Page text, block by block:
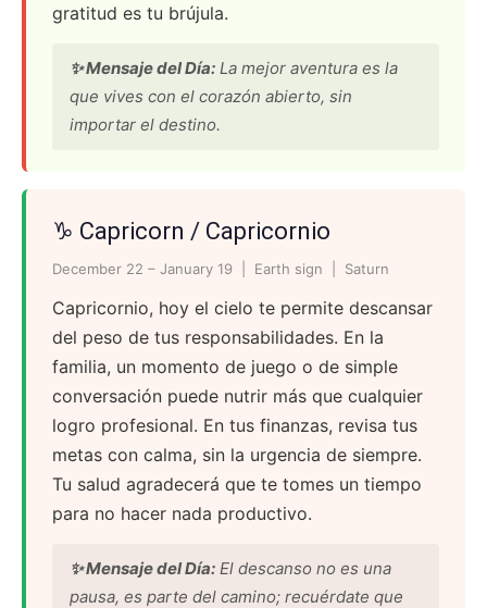
gratitud es tu brújula.
✨ Mensaje del Día: La mejor aventura es la
que vives con el corazón abierto, sin
importar el destino.
♑ Capricorn / Capricornio
December 22 – January 19 | Earth sign | Saturn
Capricornio, hoy el cielo te permite descansar
del peso de tus responsabilidades. En la
familia, un momento de juego o de simple
conversación puede nutrir más que cualquier
logro profesional. En tus finanzas, revisa tus
metas con calma, sin la urgencia de siempre.
Tu salud agradecerá que te tomes un tiempo
para no hacer nada productivo.
✨ Mensaje del Día: El descanso no es una
pausa, es parte del camino; recuérdate que